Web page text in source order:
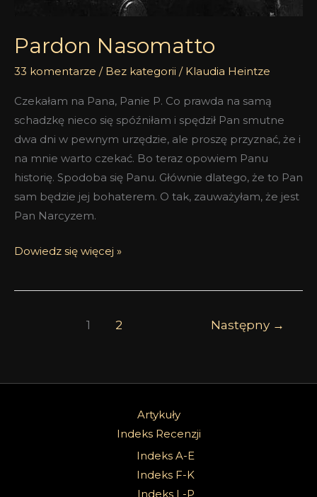
Pardon Nasomatto
33 komentarze / Bez kategorii / Klaudia Heintze
Czekałam na Pana, Panie P. Co prawda na samą
schadzkę nieco się spóźniłam i spędził Pan smutne
dwa dni w pewnym urzędzie, ale proszę przyznać, że i
na mnie warto czekać. Bo teraz opowiem Panu
historię. Spodoba się Panu. Głównie dlatego, że to Pan
sam będzie jej bohaterem. O tak, zauważyłam, że jest
Pan Narcyzem.
Dowiedz się więcej »
1 2 Następny →
Artykuły
Indeks Recenzji
Indeks A-E
Indeks F-K
Indeks L-P